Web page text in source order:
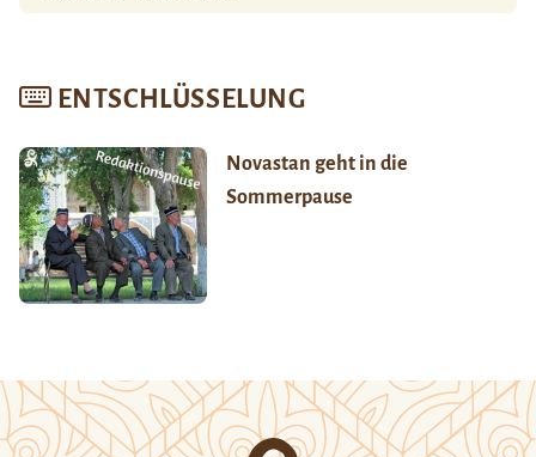
ENTSCHLÜSSELUNG
Novastan geht in die
Sommerpause